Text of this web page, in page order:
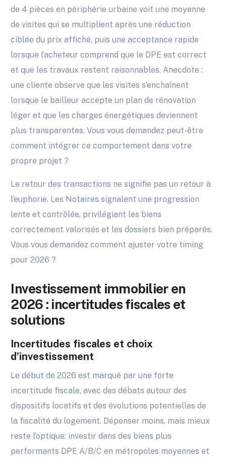
de 4 pièces en périphérie urbaine voit une moyenne
de visites qui se multiplient après une réduction
ciblée du prix affiché, puis une acceptance rapide
lorsque l’acheteur comprend que le DPE est correct
et que les travaux restent raisonnables. Anecdote :
une cliente observe que les visites s’enchaînent
lorsque le bailleur accepte un plan de rénovation
léger et que les charges énergétiques deviennent
plus transparentes. Vous vous demandez peut-être
comment intégrer ce comportement dans votre
propre projet ?
Le retour des transactions ne signifie pas un retour à
l’euphorie. Les Notaires signalent une progression
lente et contrôlée, privilégiant les biens
correctement valorisés et les dossiers bien préparés.
Vous vous demandez comment ajuster votre timing
pour 2026 ?
Investissement immobilier en
2026 : incertitudes fiscales et
solutions
Incertitudes fiscales et choix
d’investissement
Le début de 2026 est marqué par une forte
incertitude fiscale, avec des débats autour des
dispositifs locatifs et des évolutions potentielles de
la fiscalité du logement. Dépenser moins, mais mieux
reste l’optique: investir dans des biens plus
performants DPE A/B/C en métropoles moyennes et